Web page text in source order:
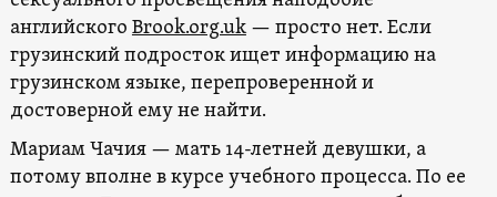
английского Brook.org.uk— просто нет. Если
грузинский подросток ищет информацию на
грузинскомязыке, перепроверенной и
достоверной ему не найти.
Мариам Чачия — мать 14-летней девушки, а
потому вполне в курсе учебного процесса. По ее